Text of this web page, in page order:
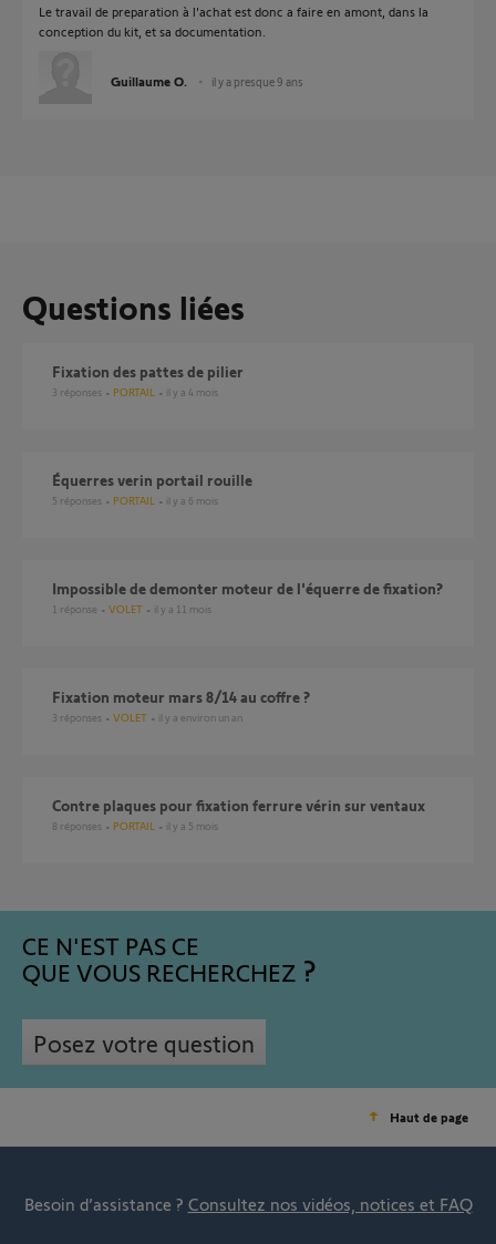
Le travail de preparation à l'achat est donc a faire en amont, dans la
conception du kit, et sa documentation.
Guillaume O. il y a presque 9 ans
Questions liées
Fixation des pattes de pilier
3 réponses PORTAIL il y a 4 mois
Équerres verin portail rouille
5 réponses PORTAIL il y a 6 mois
impossible de demonter moteur de l'équerre de fixation?
1 réponse VOLET il y a 11 mois
Fixation moteur mars 8/14 au coffre ?
3 réponses VOLET il y a environ un an
Contre plaques pour fixation ferrure vérin sur ventaux
8 réponses PORTAIL il y a 5 mois
CE N'EST PAS CE
QUE VOUS RECHERCHEZ
Posez votre question
Haut de page
Besoin d’assistance ? Consultez nos vidéos, notices et FAQ